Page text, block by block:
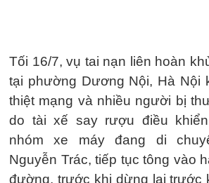
Tối 16/7, vụ tai nạn liên hoàn
tại phường Dương Nội, Hà Nội
thiệt mạng và nhiều người bị
do tài xế say rượu điều
nhóm xe máy đang di
Nguyễn Trác, tiếp tục tông vào
đường, trước khi dừng lại trước